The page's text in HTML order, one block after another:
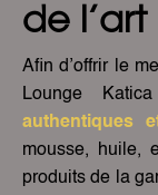
de l’art
Afin d’offrir le
Lounge
authentiques
mousse, huile,
produits de la